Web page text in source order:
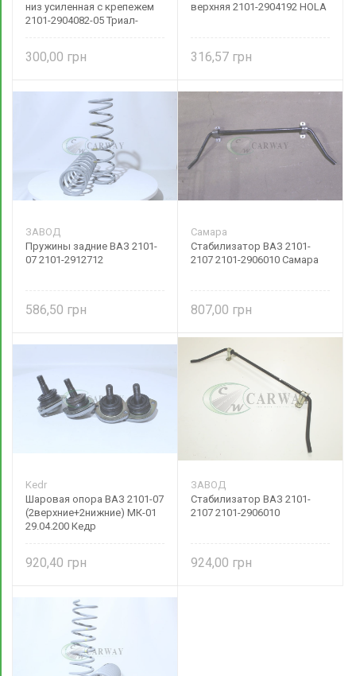
низ усиленная с крепежем
2101-2904082-05 Триал-
300,00
верхняя 2101-2904192 HOLA
316,57
ЗАВОД
Пружины задние ВАЗ 2101-
07 2101-2912712
586,50
Самара
Стабилизатор ВАЗ 2101-
2107 2101-2906010 Самара
807,00
Kedr
Шаровая опора ВАЗ 2101-07
(2верхние+2нижние) МК-01
29.04.200 Кедр
920,40
ЗАВОД
Стабилизатор ВАЗ 2101-
2107 2101-2906010
924,00